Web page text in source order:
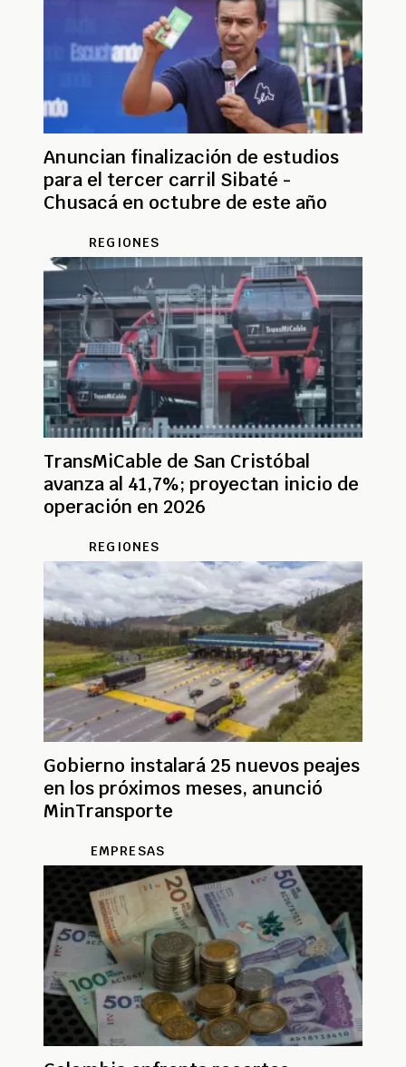
Anuncian finalización de estudios
para el tercer carril Sibaté -
Chusacá en octubre de este año
REGIONES
TransMiCable de San Cristóbal
avanza al 41,7%; proyectan inicio de
operación en 2026
REGIONES
Gobierno instalará 25 nuevos peajes
en los próximos meses, anunció
MinTransporte
EMPRESAS